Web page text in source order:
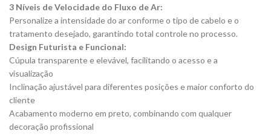
3 Níveis de Velocidade do Fluxo de Ar:
Personalize a intensidade do ar conforme o tipo de cabelo e o
tratamento desejado, garantindo total controle no processo.
Design Futurista e Funcional:
Cúpula transparente e elevável, facilitando o acesso e a
visualização
Inclinação ajustável para diferentes posições e maior conforto do
cliente
Acabamento moderno em preto, combinando com qualquer
decoração profissional